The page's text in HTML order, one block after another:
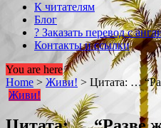
К читателям
Блог
? Заказать перевод с
Контакты и ссылки
You are here
Home > Живи! > Цитата: …
Живи!